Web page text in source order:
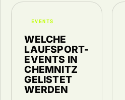
EVENTS
WELCHE
LAUFSPORT-
EVENTS IN
CHEMNITZ
GELISTET
WERDEN